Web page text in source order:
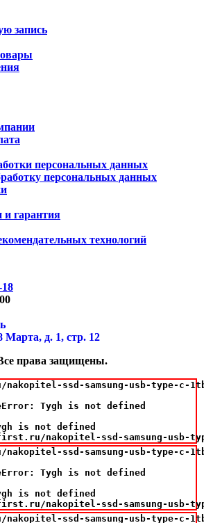
запись
персональных данных
персональных данных
и гарантия
технологий
18
Марта, д. 1, стр. 12
права защищены.
ssd-samsung-usb-type-c-1tb-
Tygh is not defined
is not defined
nakopitel-ssd-samsung-usb-
ssd-samsung-usb-type-c-1tb-
Tygh is not defined
is not defined
nakopitel-ssd-samsung-usb-
ssd-samsung-usb-type-c-1tb-